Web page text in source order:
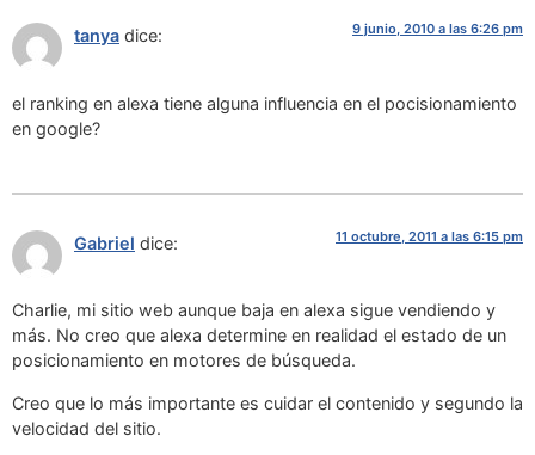
tanya dice: 9 junio, 2010 a las 6:26 pm
el ranking en alexa tiene alguna influencia en el pocisionamiento
en google?
Gabriel dice: 11 octubre, 2011 a las 6:15 pm
Charlie, mi sitio web aunque baja en alexa sigue vendiendo y
más. No creo que alexa determine en realidad el estado de un
posicionamiento en motores de búsqueda.
Creo que lo más importante es cuidar el contenido y segundo la
velocidad del sitio.